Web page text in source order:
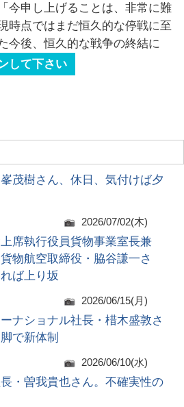
今申し上げることは、非常に難
点ではまだ恒久的な停戦に至
今後、恒久的な戦争の終結に
して下さい
茂樹さん、休日、気付けば夕
2026/07/02(木)
席執行役員貨物事業室長兼
物航空取締役・脇谷謙一さ
ば上り坂
2026/06/15(月)
ナショナル社長・棤木盛敦さ
で新体制
2026/06/10(水)
・曽我貴也さん。不確実性の